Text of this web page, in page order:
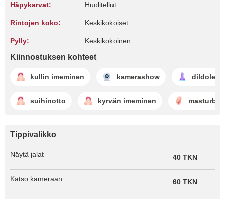
Häpykarvat: Huolitellut
Rintojen koko: Keskikokoiset
Pylly: Keskikokoinen
Kiinnostuksen kohteet
kullin imeminen kamerashow
suihinotto kyrvän imeminen
Tippivalikko
Näytä jalat 40 TKN
Katso kameraan 60 TKN